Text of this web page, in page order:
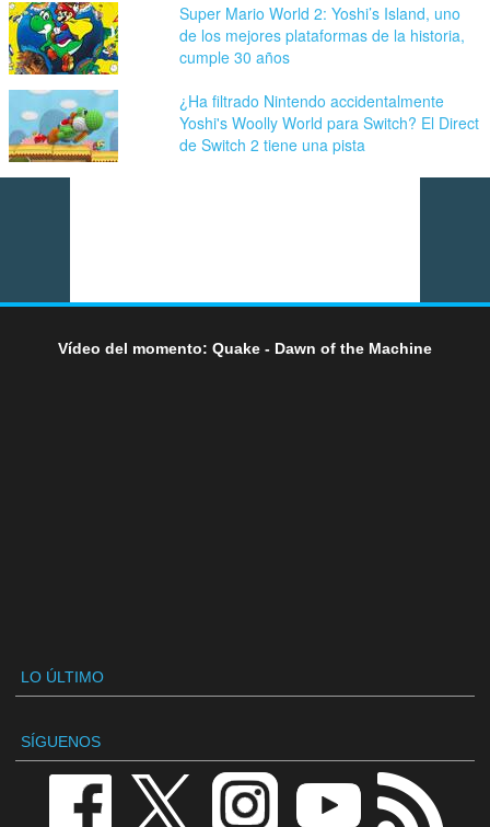
Super Mario World 2: Yoshi’s Island, uno
de los mejores plataformas de la historia,
cumple 30 años
¿Ha filtrado Nintendo accidentalmente
Yoshi's Woolly World para Switch? El Direct
de Switch 2 tiene una pista
Vídeo del momento: Quake - Dawn of the Machine
LO ÚLTIMO
SÍGUENOS